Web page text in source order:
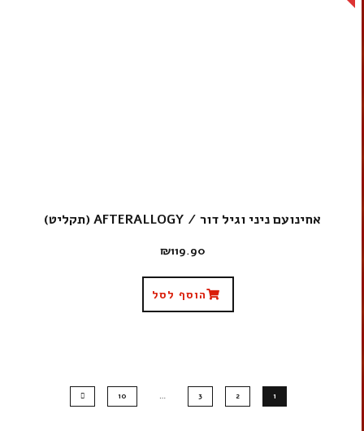
אחינועם ניני וגיל דור / AFTERALLOGY (תקליט)
₪119.90
הוסף לסל
1
2
3
…
10